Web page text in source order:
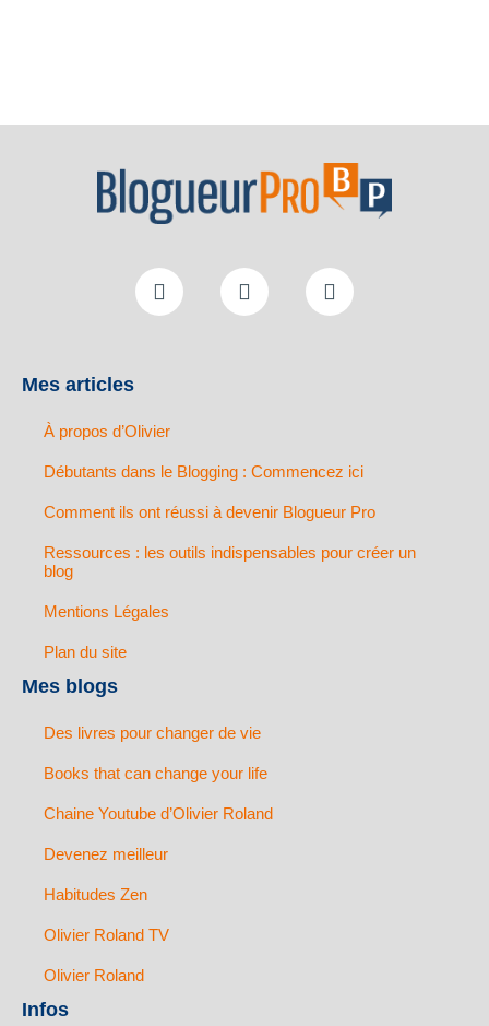
Mes articles
À propos d’Olivier
Débutants dans le Blogging : Commencez ici
Comment ils ont réussi à devenir Blogueur Pro
Ressources : les outils indispensables pour créer un
blog
Mentions Légales
Plan du site
Mes blogs
Des livres pour changer de vie
Books that can change your life
Chaine Youtube d’Olivier Roland
Devenez meilleur
Habitudes Zen
Olivier Roland TV
Olivier Roland
Infos